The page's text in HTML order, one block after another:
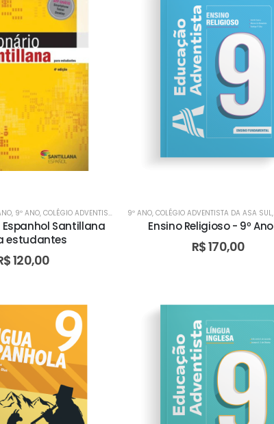
, 9º ANO, COLÉGIO ADVENTISTA DA ASA SUL ,COLÉGIO ADVENTISTA DA ASA
Santillana
estudantes
120,00
9º ANO, COLÉGIO ADVENTISTA DA ASA SUL,
Ensino Religioso - 9º Ano
R$170,00